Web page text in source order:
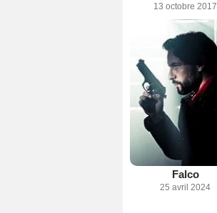
13 octobre 2017
Falco
25 avril 2024